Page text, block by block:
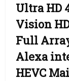
Ultra HD
Vision
Full
Alexa
HEVC